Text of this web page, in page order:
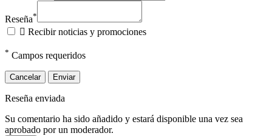
Reseña*
 Recibir noticias y promociones
* Campos requeridos
Cancelar Enviar
Reseña enviada
Su comentario ha sido añadido y estará disponible una vez sea
aprobado por un moderador.